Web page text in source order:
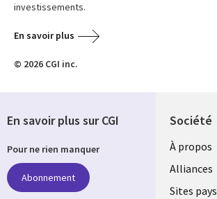
investissements.
En savoir plus
© 2026 CGI inc.
Société
À propos
Alliances
Sites pays
En savoir plus sur CGI
Pour ne rien manquer
Abonnement